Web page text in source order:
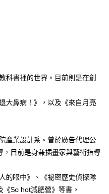
科書裡的世界。目前則是在創
大鼻病！》，以及《來自月亮
產業設計系。曾於廣告代理公
，目前是身兼插畫家與藝術指導
的眼中》、《祕密歷史偵探隊
So hot減肥營》等書。